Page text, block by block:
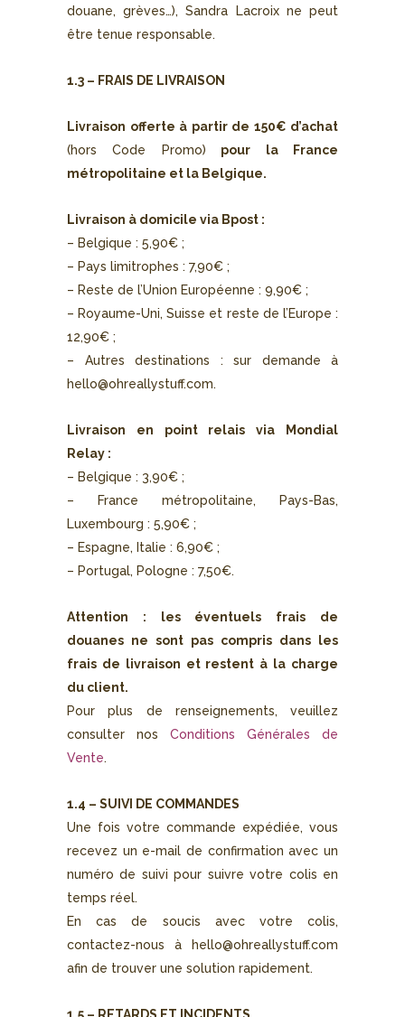
douane, grèves…), Sandra Lacroix ne peut
être tenue responsable.
1.3 – FRAIS DE LIVRAISON
Livraison offerte à partir de 150€ d’achat
(hors Code Promo) pour la France
métropolitaine et la Belgique.
Livraison à domicile via Bpost :
– Belgique : 5,90€ ;
– Pays limitrophes : 7,90€ ;
– Reste de l’Union Européenne : 9,90€ ;
– Royaume-Uni, Suisse et reste de l’Europe :
12,90€ ;
– Autres destinations : sur demande à
hello@ohreallystuff.com.
Livraison en point relais via Mondial
Relay :
– Belgique : 3,90€ ;
– France métropolitaine, Pays-Bas,
Luxembourg : 5,90€ ;
– Espagne, Italie : 6,90€ ;
– Portugal, Pologne : 7,50€.
Attention : les éventuels frais de
douanes ne sont pas compris dans les
frais de livraison et restent à la charge
du client.
Pour plus de renseignements, veuillez
consulter nos Conditions Générales de
Vente.
1.4 – SUIVI DE COMMANDES
Une fois votre commande expédiée, vous
recevez un e-mail de confirmation avec un
numéro de suivi pour suivre votre colis en
temps réel.
En cas de soucis avec votre colis,
contactez-nous à
hello@ohreallystuff.com
afin de trouver une solution rapidement.